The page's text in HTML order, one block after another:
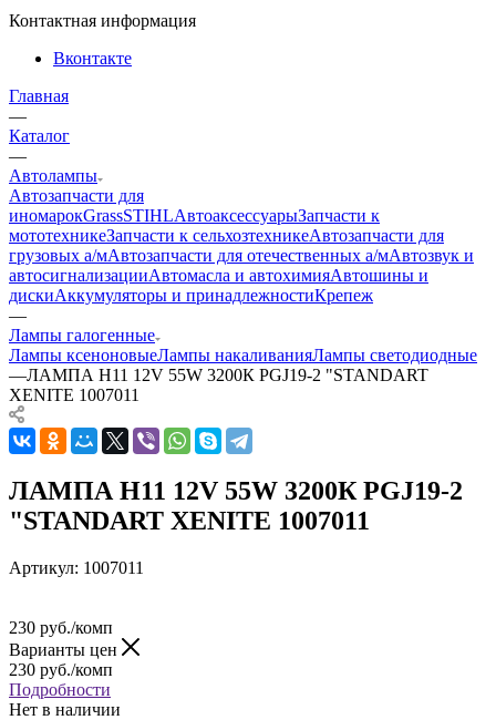
Контактная информация
Вконтакте
Главная
—
Каталог
—
Автолампы
Автозапчасти для
иномарокGrassSTIHLАвтоаксессуарыЗапчасти к
мототехникеЗапчасти к сельхозтехникеАвтозапчасти для
грузовых а/мАвтозапчасти для отечественных а/мАвтозвук и
автосигнализацииАвтомасла и автохимияАвтошины и
дискиАккумуляторы и принадлежностиКрепеж
—
Лампы галогенные
Лампы ксеноновыеЛампы накаливанияЛампы светодиодные
—ЛАМПА H11 12V 55W 3200К PGJ19-2 "STANDART
XENITE 1007011
ЛАМПА H11 12V 55W 3200К PGJ19-2
"STANDART XENITE 1007011
Артикул: 1007011
230 руб./комп
Варианты цен
230 руб./комп
Подробности
Нет в наличии